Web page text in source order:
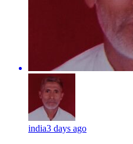
3 days ago
മുഹമ്മദ് അഖ്‌ലാഖ്
കേസ് പിന്‍വലിക്കാന്‍